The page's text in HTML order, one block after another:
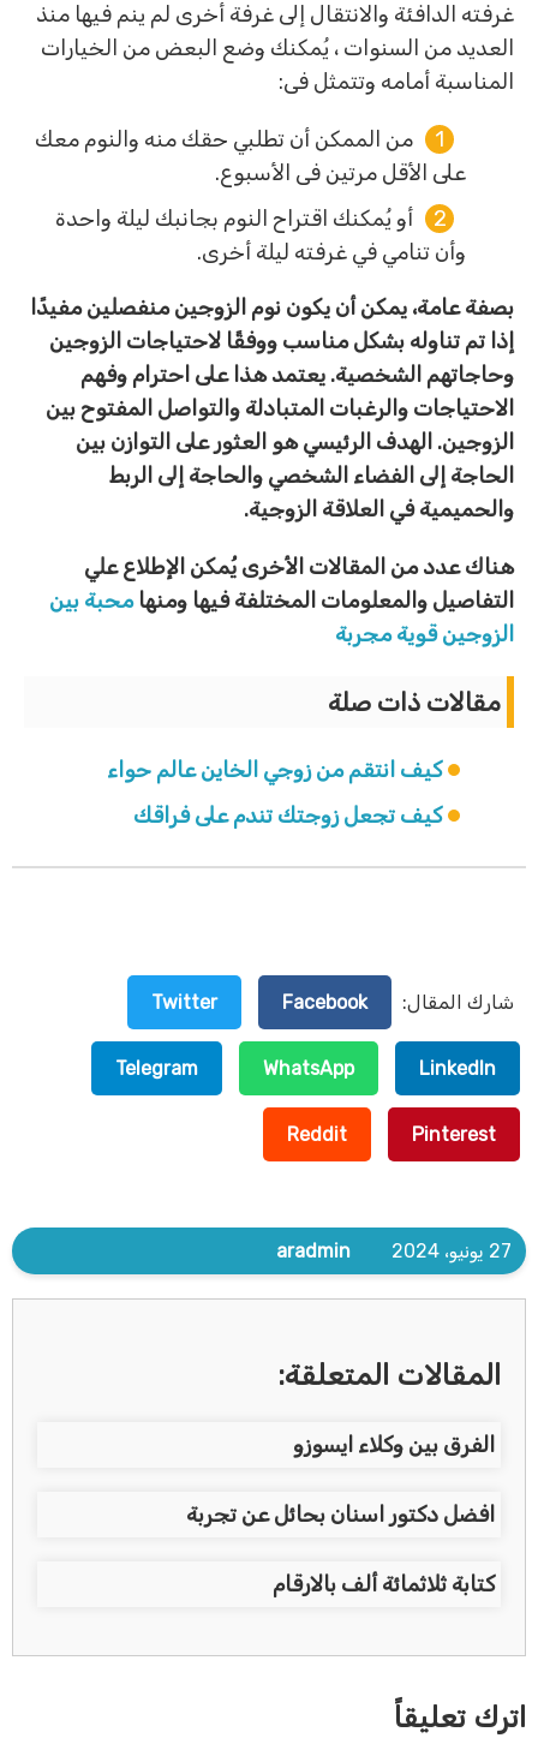
غرفته الدافئة والانتقال إلى غرفة أخرى لم ينم فيها منذ
العديد من السنوات ، يُمكنك وضع البعض من الخيارات
المناسبة أمامه وتتمثل فى:
من الممكن أن تطلبي حقك منه والنوم معك
على الأقل مرتين فى الأسبوع.
أو يُمكنك اقتراح النوم بجانبك ليلة واحدة
وأن تنامي في غرفته ليلة أخرى.
بصفة عامة، يمكن أن يكون نوم الزوجين منفصلين مفيدًا
إذا تم تناوله بشكل مناسب ووفقًا لاحتياجات الزوجين
وحاجاتهم الشخصية. يعتمد هذا على احترام وفهم
الاحتياجات والرغبات المتبادلة والتواصل المفتوح بين
الزوجين. الهدف الرئيسي هو العثور على التوازن بين
الحاجة إلى الفضاء الشخصي والحاجة إلى الربط
والحميمية في العلاقة الزوجية.
هناك عدد من المقالات الأخرى يُمكن الإطلاع علي
التفاصيل والمعلومات المختلفة فيها ومنهامحبة بين
الزوجين قوية مجربة
مقالات ذات صلة
كيف انتقم من زوجي الخاين عالم حواء
كيف تجعل زوجتك تندم على فراقك
شارك المقال: Facebook
Twitter
LinkedIn
WhatsApp
Telegram
Pinterest
Reddit
27 يونيو، 2024 aradmin
المقالات المتعلقة:
الفرق بين وكلاء ايسوزو
افضل دكتور اسنان بحائل عن تجربة
كتابة ثلاثمائة ألف بالارقام
اترك تعليقاً